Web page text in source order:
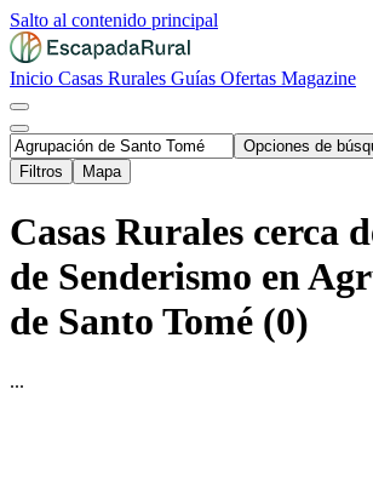
Salto al contenido principal
Inicio Casas Rurales Guías Ofertas Magazine
Opciones de
Filtros
Mapa
Casas Rurales cerca
de Senderismo en
de Santo Tomé (0)
...